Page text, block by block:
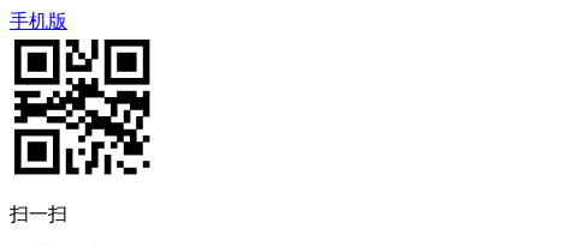
手机版
扫一扫